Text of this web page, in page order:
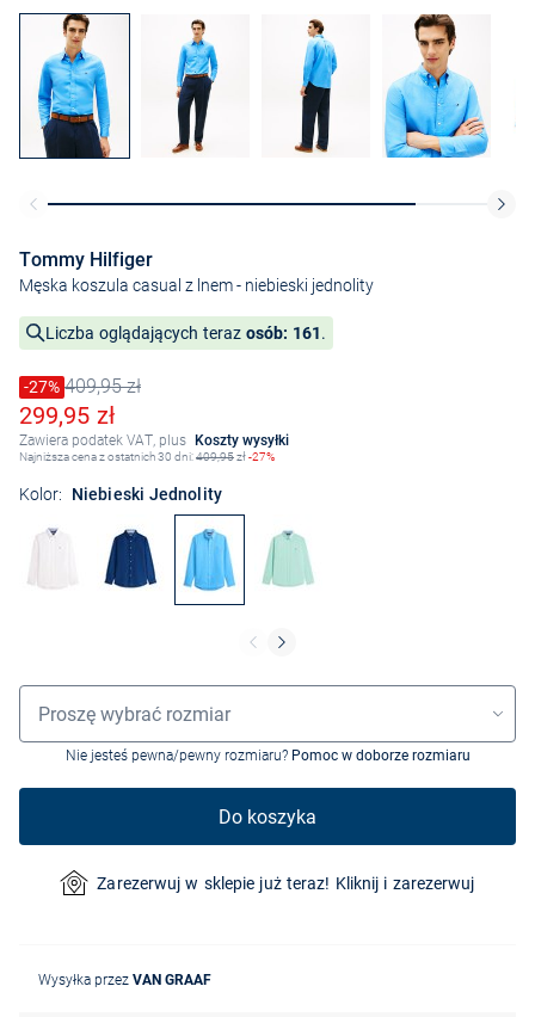
Tommy Hilfiger
Męska koszula casual z lnem- niebieski jednolity
Liczba oglądających teraz osób: 161.
Cena obniżona o
-27%
Stara cena409,95 zł
Obniżona cena
299,95 zł
Zawiera podatek VAT, plus Koszty wysyłki
Najniższa cena z ostatnich 30 dni:409,95zł-27%
Kolor: Niebieski Jednolity
Wybór rozmiaru
Proszę wybrać rozmiar
Nie jesteś pewna/pewny rozmiaru? Pomoc w doborze rozmiaru
Do koszyka
Zarezerwuj w sklepie już teraz! Kliknij i zarezerwuj
Wysyłka przez VAN GRAAF